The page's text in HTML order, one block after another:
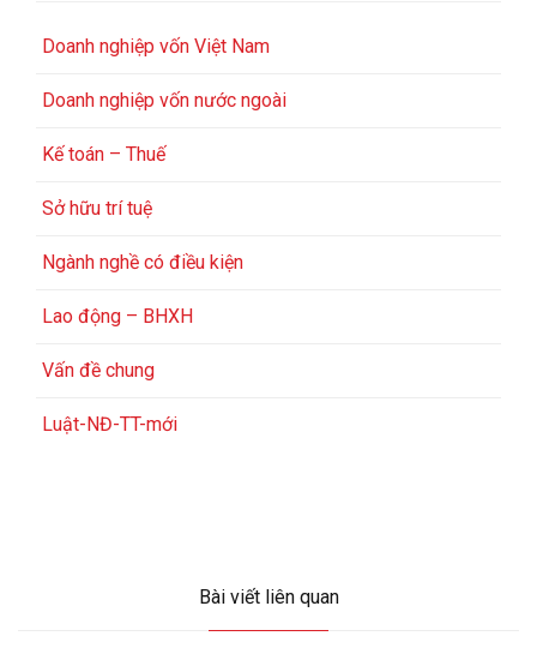
Doanh nghiệp vốn Việt Nam
Doanh nghiệp vốn nước ngoài
Kế toán – Thuế
Sở hữu trí tuệ
Ngành nghề có điều kiện
Lao động – BHXH
Vấn đề chung
Luật-NĐ-TT-mới
Bài viết liên quan